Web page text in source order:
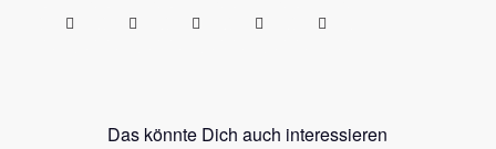
Das könnte Dich auch interessieren